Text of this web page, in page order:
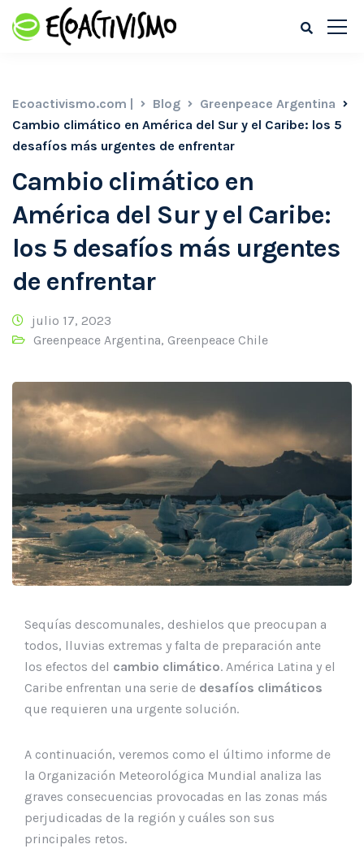
Ecoactivismo.com | Blog
Greenpeace Argentina
Cambio climático en América del Sur y el Caribe: los 5
desafíos más urgentes de enfrentar
Cambio climático en
América del Sur y el Caribe:
los 5 desafíos más urgentes
de enfrentar
julio 17, 2023
Greenpeace Argentina, Greenpeace Chile
Sequías descomunales, deshielos que preocupan a
todos, lluvias extremas y falta de preparación ante
los efectos del cambio climático. América Latina y el
Caribe enfrentan una serie de desafíos climáticos
que requieren una urgente solución.
A continuación, veremos como el último informe de
la Organización Meteorológica Mundial analiza las
graves consecuencias provocadas en las zonas más
perjudicadas de la región y cuáles son sus
principales retos.